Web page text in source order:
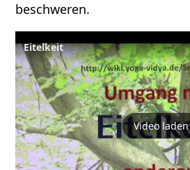
beschweren.
Eitelkeit
Video laden